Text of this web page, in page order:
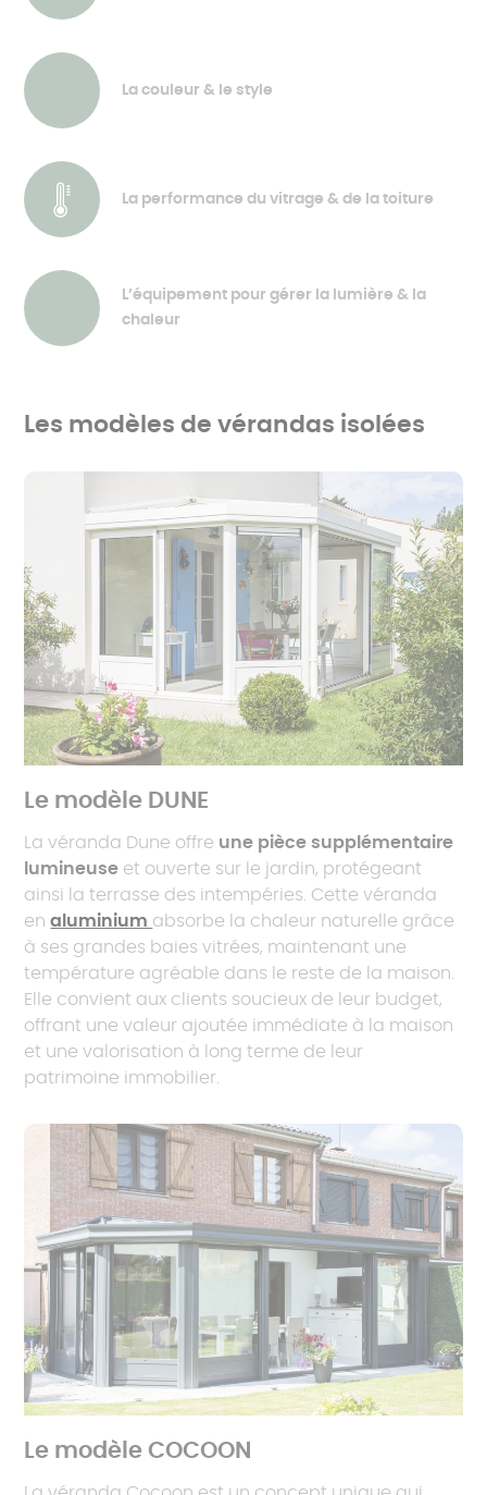
La couleur & le style
La performance du vitrage & de la toiture
L’équipement pour gérer la lumière & la
chaleur
Les modèles de vérandas isolées
Le modèle DUNE
La véranda Dune offre une pièce supplémentaire
lumineuse et ouverte sur le jardin, protégeant
ainsi la terrasse des intempéries. Cette véranda
enaluminium absorbe la chaleur naturelle grâce
à ses grandes baies vitrées, maintenant une
température agréable dans le reste de la maison.
Elle convient aux clients soucieux de leur budget,
offrant une valeur ajoutée immédiate à la maison
et une valorisation à long terme de leur
patrimoine immobilier.
Le modèle COCOON